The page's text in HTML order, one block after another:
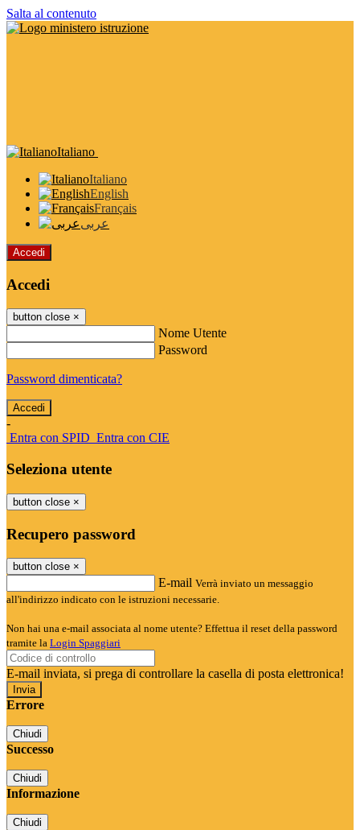
Salta al contenuto
Italiano
Italiano
English
Français
عربى
Accedi
Accedi
button close ×
Nome Utente
Password
Password dimenticata?
-
Entra con SPID Entra con CIE
Seleziona utente
button close ×
Recupero password
button close ×
E-mail Verrà inviato un messaggio
all'indirizzo indicato con le istruzioni necessarie.
Non hai una e-mail associata al nome utente? Effettua il reset della password
tramite la Login Spaggiari
E-mail inviata, si prega di controllare la casella di posta elettronica!
Errore
Chiudi
Successo
Chiudi
Informazione
Chiudi